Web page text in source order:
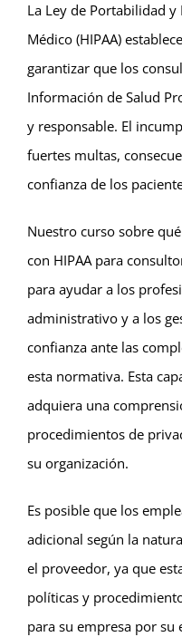
La Ley de Portabilidad
Médico (HIPAA)
garantizar que los
Información de Salud
y responsable. El
fuertes multas,
confianza de los
Nuestro curso sobre
con HIPAA para
para ayudar a los
administrativo y a los
confianza ante las
esta normativa. Esta
adquiera una
procedimientos de
su organización.
Es posible que los
adicional según la
el proveedor, ya que
políticas y
para su empresa por